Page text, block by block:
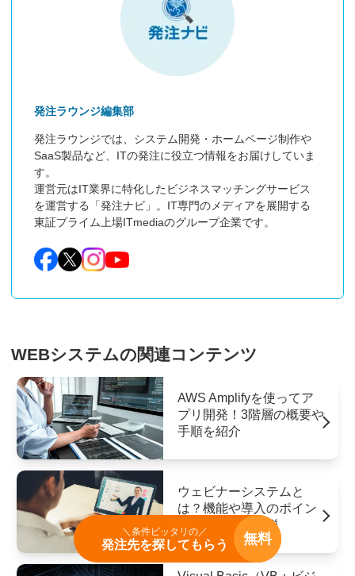
発注ラウンジ編集部
発注ラウンジでは、システム開発・ホームページ制作や
SaaS製品など、ITの発注に役立つ情報をお届けしていま
す。
運営元はIT業界に特化したビジネスマッチングサービス
を運営する「発注ナビ」。IT専門のメディアを展開する
東証プライム上場ITmediaのグループ企業です。
WEBシステムの関連コンテンツ
AWS Amplifyを使ってア
プリ開発！3階層の概要や
手順を紹介
ウェビナーシステムと
は？機能や導入のポイン
ト・選び方を解説
＼条件ピッタリの／
発注先を探してもらう 無料